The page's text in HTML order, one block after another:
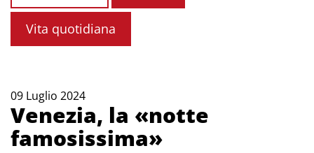
Vita quotidiana
09 Luglio 2024
Venezia, la «notte
famosissima»